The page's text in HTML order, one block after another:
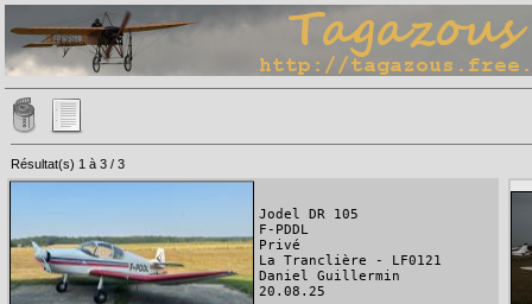
Résultat(s) 1 à 3 / 3
Jodel DR 105
F-PDDL
Privé
La Tranclière - LF0121
Daniel Guillermin
20.08.25